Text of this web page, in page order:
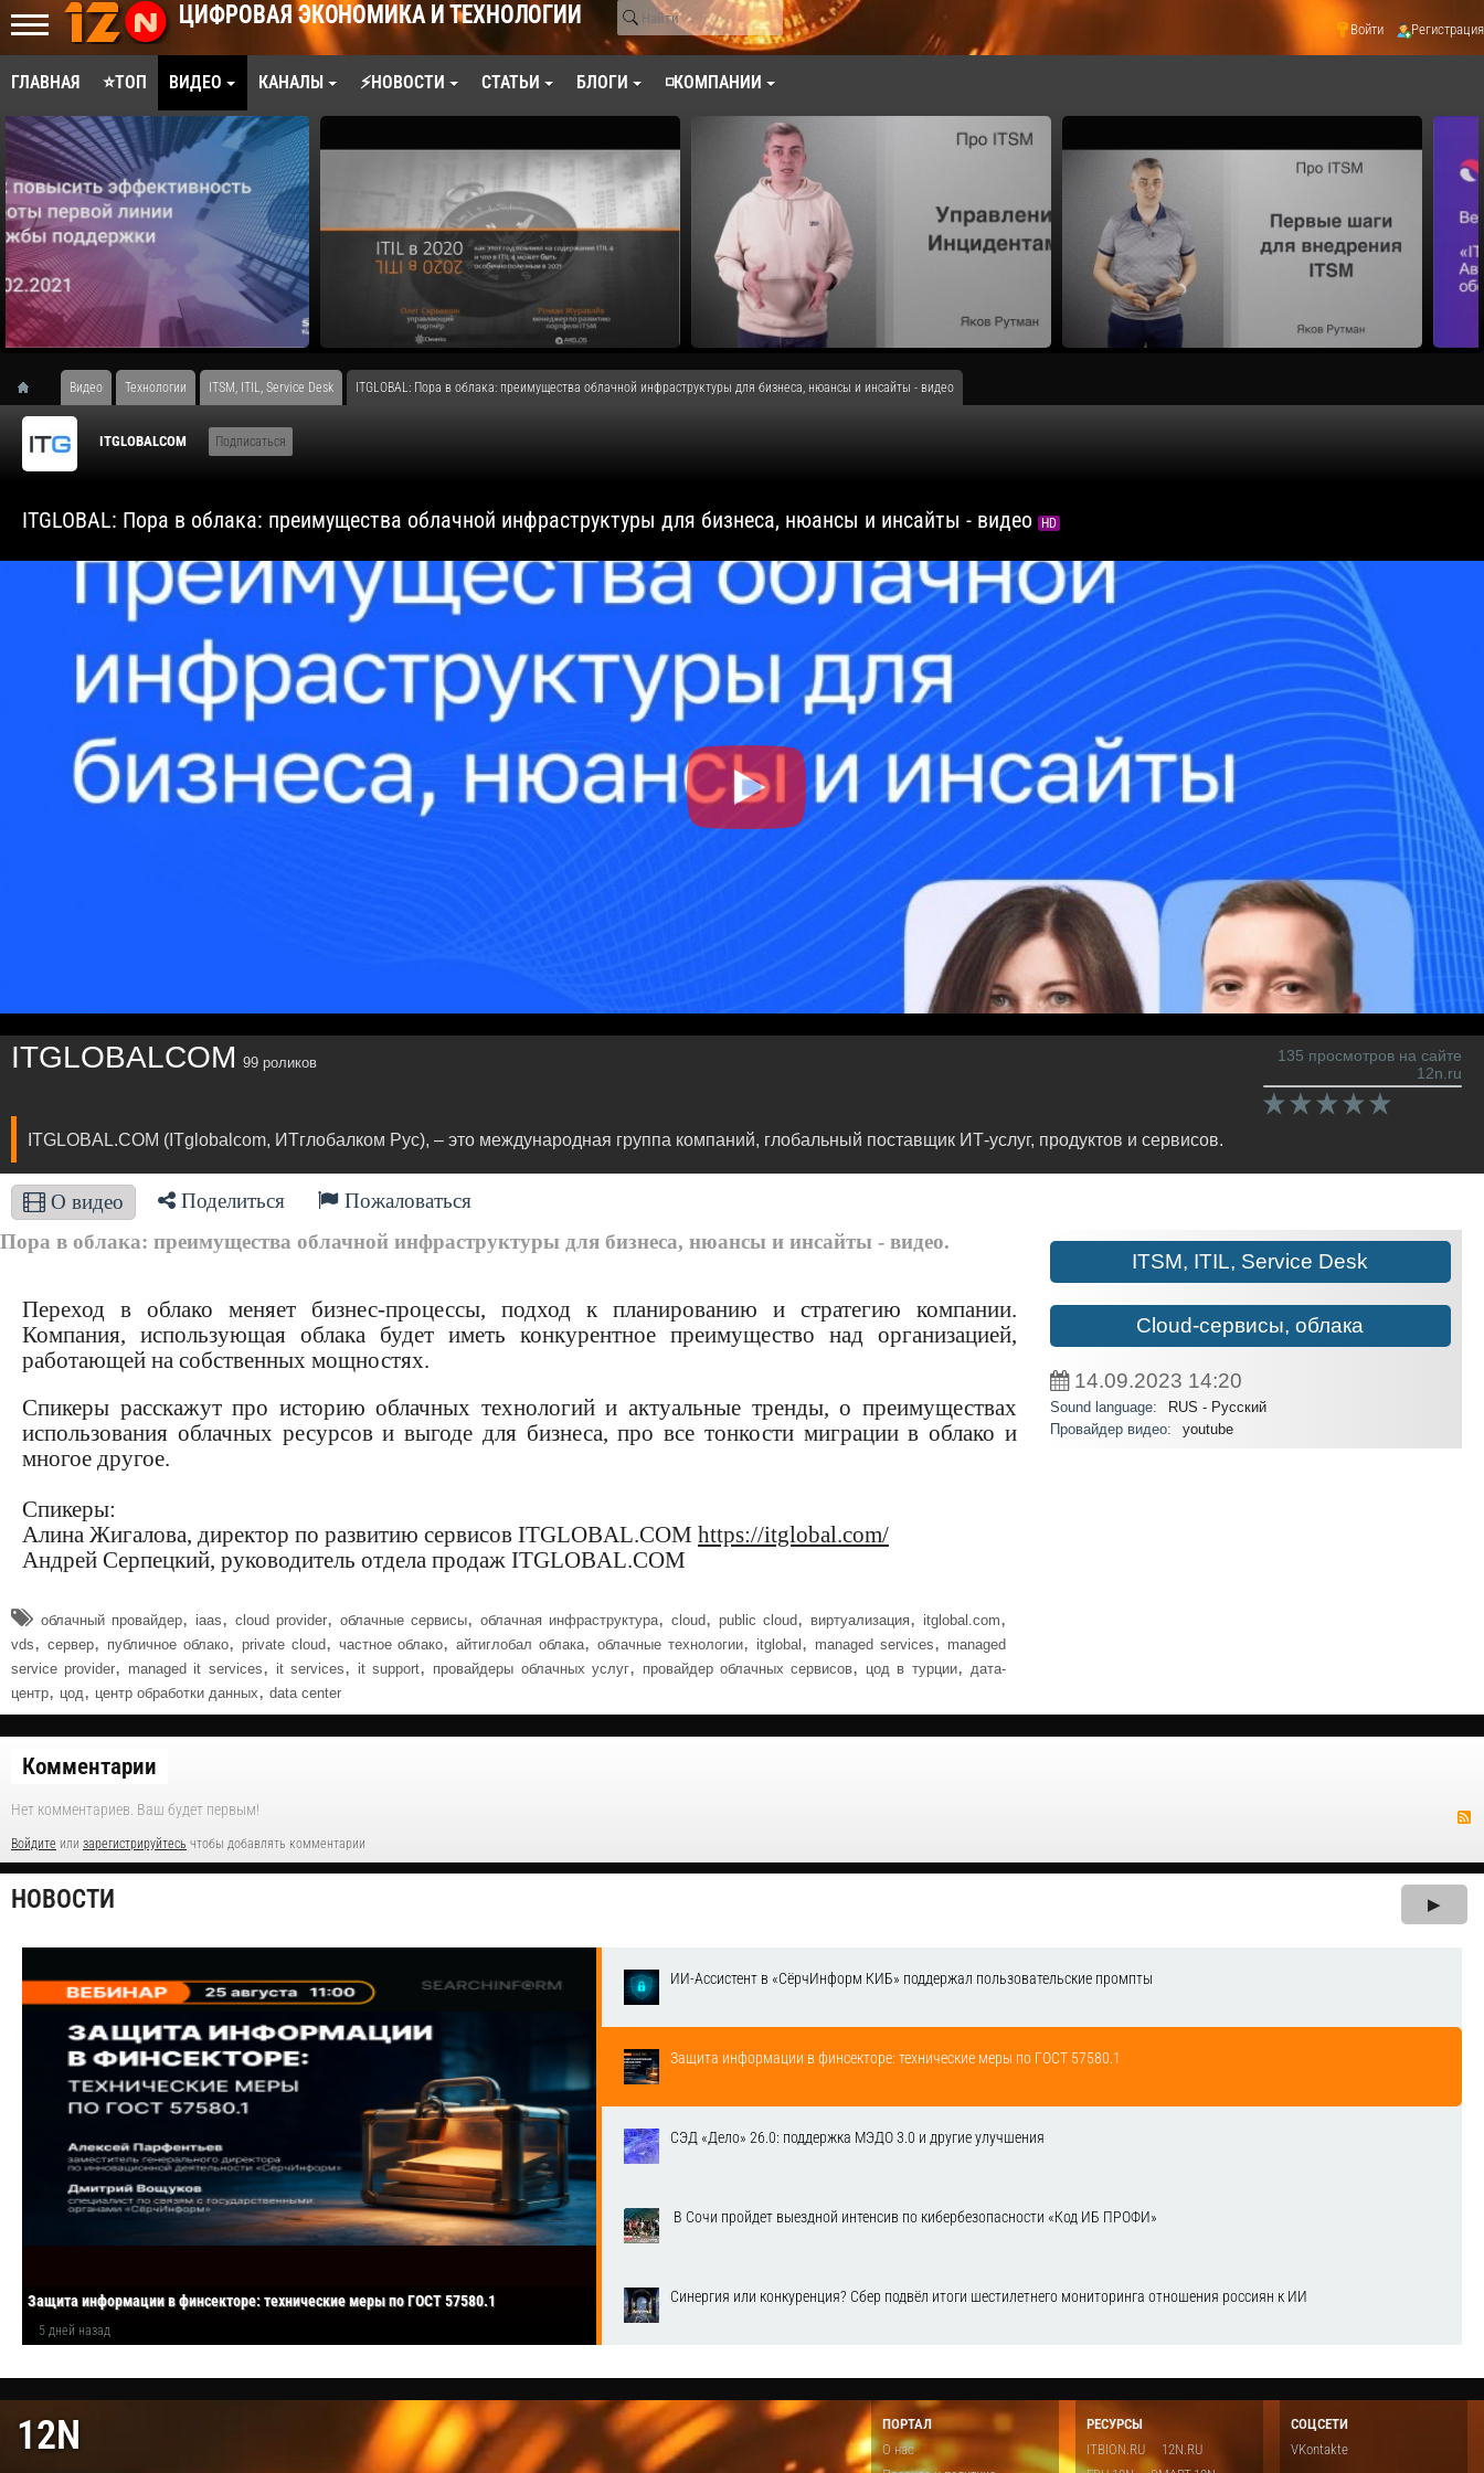
ЦИФРОВАЯ ЭКОНОМИКА И ТЕХНОЛОГИИ Войти Регистрация
ГЛАВНАЯ ⭐ТОП ВИДЕО КАНАЛЫ ⚡НОВОСТИ СТАТЬИ БЛОГИ ◽КОМПАНИИ
Видео Технологии ITSM, ITIL, Service Desk ITGLOBAL: Пора в облака: преимущества облачной инфраструктуры для бизнеса, нюансы и инсайты - видео
ITGLOBALCOM Подписаться
ITGLOBAL: Пора в облака: преимущества облачной инфраструктуры для бизнеса, нюансы и инсайты - видео HD
ITGLOBALCOM 99 роликов
135 просмотров на сайте
12n.ru
ITGLOBAL.COM (ITglobalcom, ИТглобалком Рус), – это международная группа компаний, глобальный поставщик ИТ-услуг, продуктов и сервисов.
О видео Поделиться
Пожаловаться
Пора в облака: преимущества облачной инфраструктуры для бизнеса, нюансы и инсайты - видео.
Переход в облако меняет бизнес-процессы, подход к планированию и стратегию компании.
Компания, использующая облака будет иметь конкурентное преимущество над организацией,
работающей на собственных мощностях.
Спикеры расскажут про историю облачных технологий и актуальные тренды, о преимуществах
использования облачных ресурсов и выгоде для бизнеса, про все тонкости миграции в облако и
многое другое.
Спикеры:
Алина Жигалова, директор по развитию сервисов ITGLOBAL.COM https://itglobal.com/
Андрей Серпецкий, руководитель отдела продаж ITGLOBAL.COM
облачный провайдер, iaas, cloud provider, облачные сервисы, облачная инфраструктура, cloud, public cloud, виртуализация, itglobal.com,
vds, сервер, публичное облако, private cloud, частное облако,айтиглобал облака,облачные технологии, itglobal , managed services, managed
service provider, managed it services, it services, it support, провайдеры облачных услуг, провайдер облачных сервисов, цод в турции, дата-
центр, цод, центр обработки данных, data center
ITSM, ITIL, Service Desk
Cloud-сервисы, облака
14.09.2023 14:20
Sound language:
RUS - Русский
Провайдер видео:
youtube
Комментарии
Нет комментариев. Ваш будет первым!
Войдите или зарегистрируйтесь чтобы добавлять комментарии
НОВОСТИ ▶
Защита информации в финсекторе: технические меры по ГОСТ 57580.1
5 дней назад
ИИ-Ассистент в «СёрчИнформ КИБ» поддержал пользовательские промпты
Защита информации в финсекторе: технические меры по ГОСТ 57580.1
СЭД «Дело» 26.0: поддержка МЭДО 3.0 и другие улучшения
​ В Сочи пройдет выездной интенсив по кибербезопасности «Код ИБ ПРОФИ»
Синергия или конкуренция? Сбер подвёл итоги шестилетнего мониторинга отношения россиян к ИИ
12N
ПОРТАЛ
О нас
РЕСУРСЫ
ITBION.RU
12N.RU
СОЦСЕТИ
VKontakte